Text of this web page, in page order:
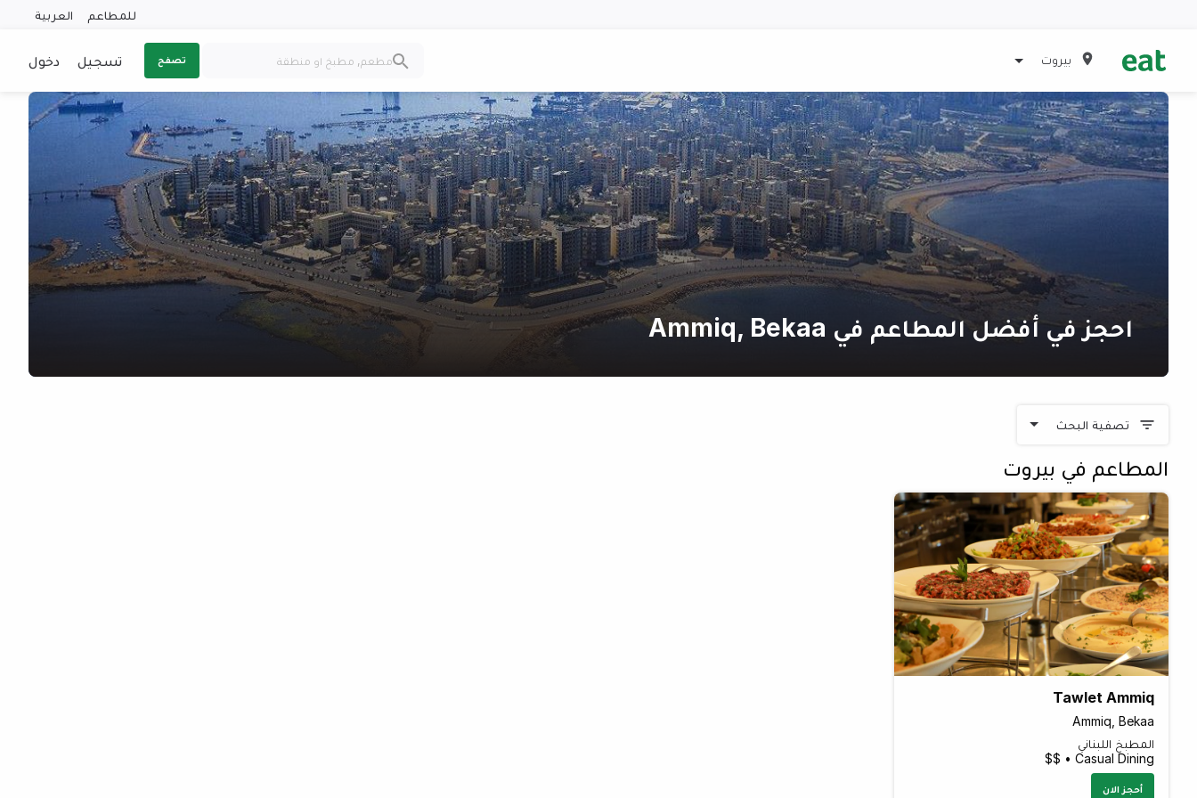
للمطاعم العربية
بيروت تصفح تسجيل دخول
احجز في أفضل المطاعم في Ammiq, Bekaa
تصفية البحث
المطاعم في بيروت
Tawlet Ammiq
Ammiq, Bekaa
المطبخ اللبناني
Casual Dining • $$
أحجز الان